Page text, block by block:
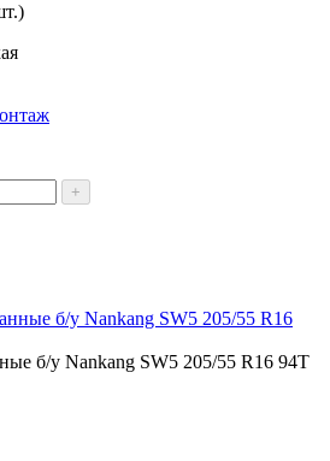
+
б/у Nankang SW5 205/55 R16 94T